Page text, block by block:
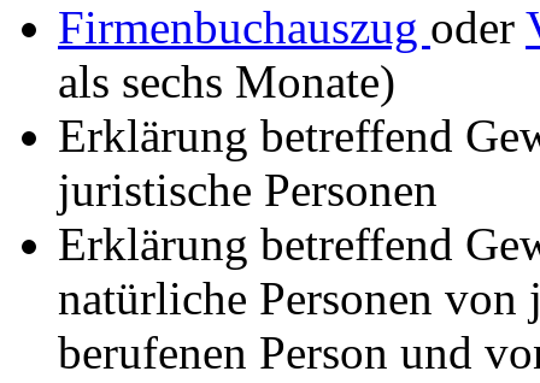
Firmenbuchauszug oder
als sechs Monate)
Erklärung betreffend
juristische Personen
Erklärung betreffend
natürliche Personen von
berufenen Person und